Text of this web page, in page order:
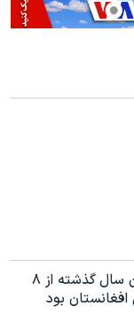
یک مقام ناتو به صدای آمریکا: نیروهای افغان سال گذشته از ۸
بود